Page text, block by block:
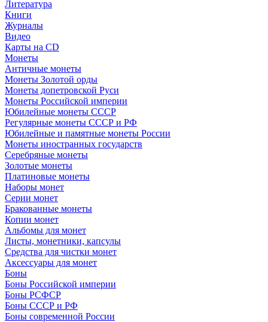
Литература
Книги
Журналы
Видео
Карты на CD
Монеты
Античные монеты
Монеты Золотой орды
Монеты допетровской Руси
Монеты Российской империи
Юбилейные монеты СССР
Регулярные монеты СССР и РФ
Юбилейные и памятные монеты России
Монеты иностранных государств
Серебряные монеты
Золотые монеты
Платиновые монеты
Наборы монет
Серии монет
Бракованные монеты
Копии монет
Альбомы для монет
Листы, монетники, капсулы
Средства для чистки монет
Аксессуары для монет
Боны
Боны Российской империи
Боны РСФСР
Боны СССР и РФ
Боны современной России